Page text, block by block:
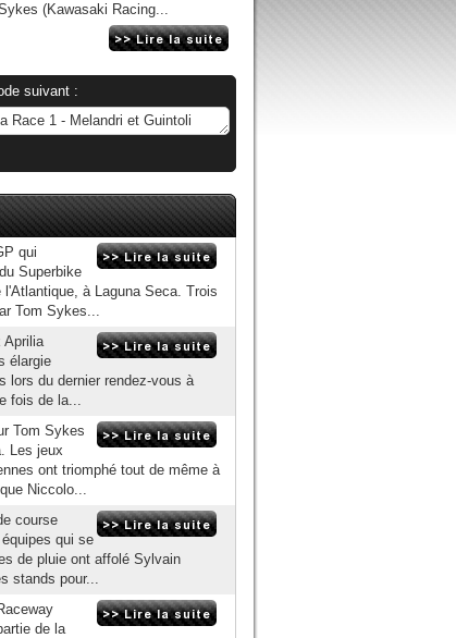
(Kawasaki Racing...
suivant :
qui
Superbike
à Laguna Seca. Trois
Tom Sykes...
Aprilia
élargie
lors du dernier rendez-vous à
fois de la...
Tom Sykes
Les jeux
ont triomphé tout de même à
Niccolo...
course
qui se
de pluie ont affolé Sylvain
stands pour...
de la